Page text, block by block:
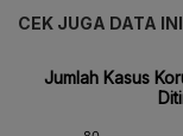
CEK JUGA DATA INI